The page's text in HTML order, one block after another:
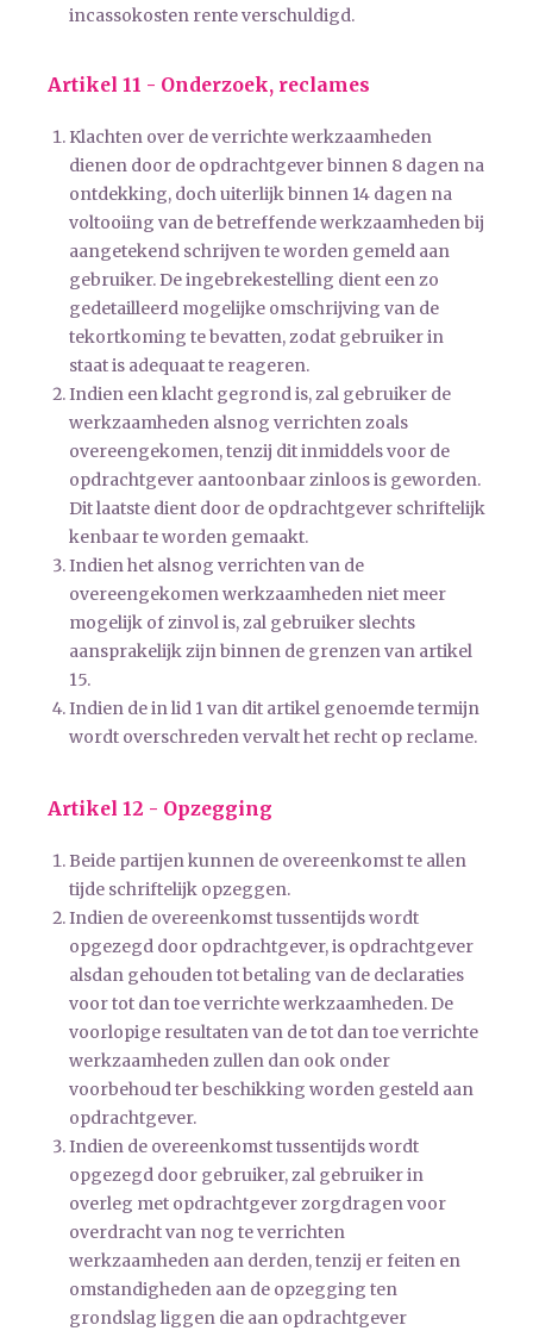
incassokosten rente verschuldigd.
Artikel 11 - Onderzoek, reclames
Klachten over de verrichte werkzaamheden
dienen door de opdrachtgever binnen 8 dagen na
ontdekking, doch uiterlijk binnen 14 dagen na
voltooiing van de betreffende werkzaamheden bij
aangetekend schrijven te worden gemeld aan
gebruiker. De ingebrekestelling dient een zo
gedetailleerd mogelijke omschrijving van de
tekortkoming te bevatten, zodat gebruiker in
staat is adequaat te reageren.
Indien een klacht gegrond is, zal gebruiker de
werkzaamheden alsnog verrichten zoals
overeengekomen, tenzij dit inmiddels voor de
opdrachtgever aantoonbaar zinloos is geworden.
Dit laatste dient door de opdrachtgever schriftelijk
kenbaar te worden gemaakt.
Indien het alsnog verrichten van de
overeengekomen werkzaamheden niet meer
mogelijk of zinvol is, zal gebruiker slechts
aansprakelijk zijn binnen de grenzen van artikel
15.
Indien de in lid 1 van dit artikel genoemde termijn
wordt overschreden vervalt het recht op reclame.
Artikel 12 - Opzegging
Beide partijen kunnen de overeenkomst te allen
tijde schriftelijk opzeggen.
Indien de overeenkomst tussentijds wordt
opgezegd door opdrachtgever, is opdrachtgever
alsdan gehouden tot betaling van de declaraties
voor tot dan toe verrichte werkzaamheden. De
voorlopige resultaten van de tot dan toe verrichte
werkzaamheden zullen dan ook onder
voorbehoud ter beschikking worden gesteld aan
opdrachtgever.
Indien de overeenkomst tussentijds wordt
opgezegd door gebruiker, zal gebruiker in
overleg met opdrachtgever zorgdragen voor
overdracht van nog te verrichten
werkzaamheden aan derden, tenzij er feiten en
omstandigheden aan de opzegging ten
grondslag liggen die aan opdrachtgever